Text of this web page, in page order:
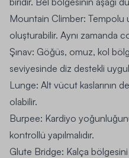
Mountain Climber: Tempolu
oluşturabilir. Aynı zamanda
Şınav: Göğüs, omuz, kol
seviyesinde diz destekli
Lunge: Alt vücut kaslarının
olabilir.
Burpee: Kardiyo
kontrollü yapılmalıdır.
Glute Bridge: Kalça